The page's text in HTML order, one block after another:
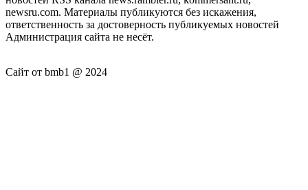
newsru.com. Материалы публикуются без искажения,
ответственность за достоверность публикуемых новостей
Администрация сайта не несёт.
Сайт от bmb1 @ 2024